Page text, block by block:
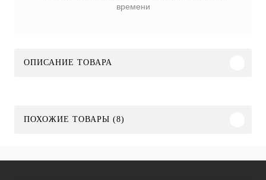
времени
ОПИСАНИЕ ТОВАРА
ПОХОЖИЕ ТОВАРЫ (8)